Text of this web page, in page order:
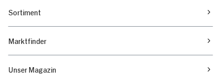
Sortiment
Marktfinder
Unser Magazin